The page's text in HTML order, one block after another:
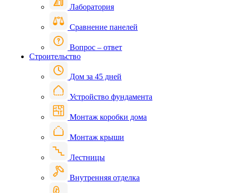
Лаборатория
Сравнение панелей
Вопрос – ответ
Строительство
Дом за 45 дней
Устройство фундамента
Монтаж коробки дома
Монтаж крыши
Лестницы
Внутренняя отделка